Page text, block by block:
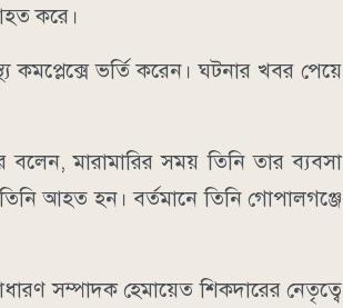
করে।
কমপ্লেক্সে ভর্তি করেন। ঘটনার খবর পেয়ে
বলেন, মারামারির সময় তিনি তার ব্যবসা
আহত হন। বর্তমানে তিনি গোপালগঞ্জে
সম্পাদক হেমায়েত শিকদারের নেতৃত্বে